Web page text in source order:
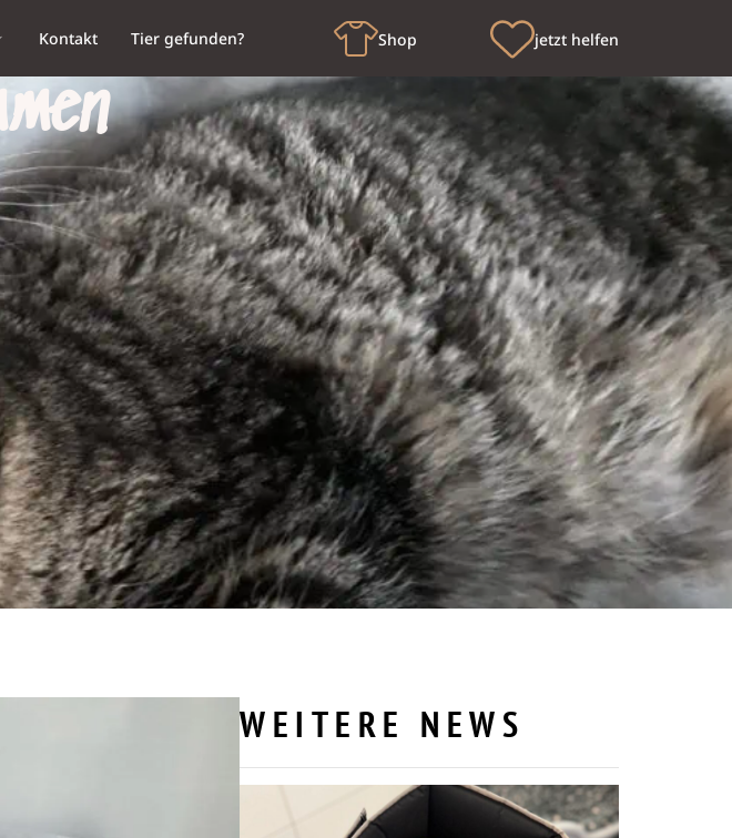
Kontakt Tier gefunden? Shop jetzt helfen
WEITERE NEWS